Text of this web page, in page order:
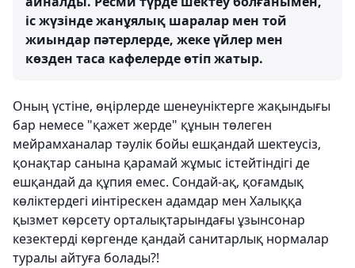
іс жүзінде жанұялық шаралар мен той
жиындар пәтерлерде, жеке үйлер мен
көзден таса кафелерде өтіп жатыр.
Оның үстіне, өңірлерде шенеуніктерге жақындығы
бар немесе "қажет жерде" құнын төлеген
мейрамханалар тәулік бойы ешқандай шектеусіз,
қонақтар санына қарамай жұмыс істейтіндігі де
ешқандай да құпия емес. Сондай-ақ, қоғамдық
көліктердегі иінтірескен адамдар мен Халыққа
қызмет көрсету орталықтарындағы ұзынсонар
кезектерді көргенде қандай санитарлық нормалар
туралы айтуға болады?!